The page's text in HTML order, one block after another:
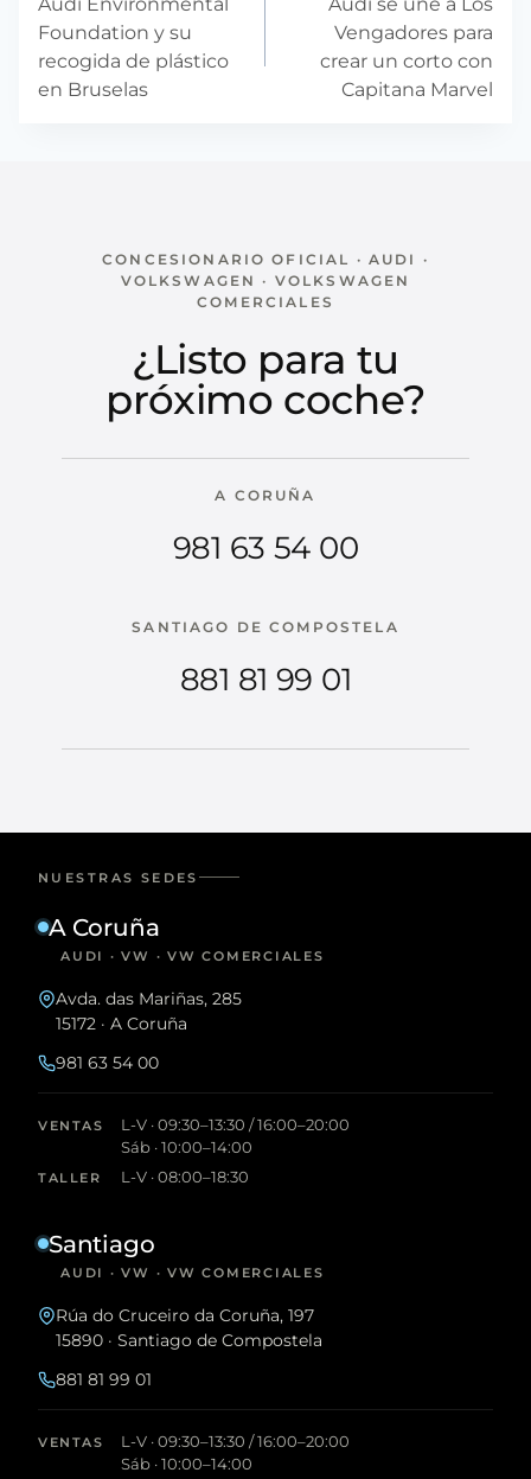
entradas
Foundation y su
recogida de plástico
en Bruselas
Vengadores para
crear un corto con
Capitana Marvel
CONCESIONARIO OFICIAL · AUDI ·
VOLKSWAGEN · VOLKSWAGEN
COMERCIALES
¿Listo para tu
próximo coche?
A CORUÑA
981 63 54 00
SANTIAGO DE COMPOSTELA
881 81 99 01
NUESTRAS SEDES
A Coruña
AUDI · VW · VW COMERCIALES
Avda. das Mariñas, 285
15172 · A Coruña
981 63 54 00
VENTAS
L-V · 09:30–13:30 / 16:00–20:00
Sáb · 10:00–14:00
TALLER L-V · 08:00–18:30
Santiago
AUDI · VW · VW COMERCIALES
Rúa do Cruceiro da Coruña, 197
15890 · Santiago de Compostela
881 81 99 01
VENTAS
L-V · 09:30–13:30 / 16:00–20:00
Sáb · 10:00–14:00